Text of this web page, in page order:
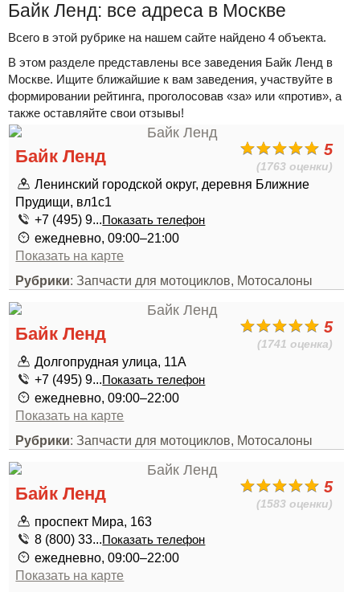
Байк Ленд: все адреса в Москве
Всего в этой рубрике на нашем сайте найдено 4 объекта.
В этом разделе представлены все заведения Байк Ленд в
Москве. Ищите ближайшие к вам заведения, участвуйте в
формировании рейтинга, проголосовав «за» или «против», а
также оставляйте свои отзывы!
5
(1763 оценки)
Байк Ленд
Ленинский городской округ, деревня Ближние
Прудищи, вл1с1
+7 (495) 9...Показать телефон
ежедневно, 09:00–21:00
Показать на карте
Рубрики: Запчасти для мотоциклов, Мотосалоны
5
(1741 оценка)
Байк Ленд
Долгопрудная улица, 11А
+7 (495) 9...Показать телефон
ежедневно, 09:00–22:00
Показать на карте
Рубрики: Запчасти для мотоциклов, Мотосалоны
5
(1583 оценки)
Байк Ленд
проспект Мира, 163
8 (800) 33...Показать телефон
ежедневно, 09:00–22:00
Показать на карте